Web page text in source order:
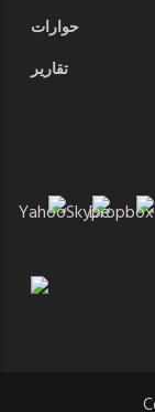
حوارات
تقارير